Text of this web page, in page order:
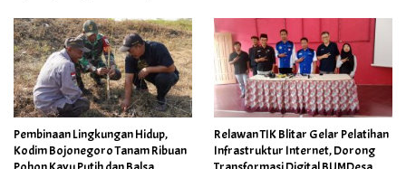
Pembinaan Lingkungan Hidup,
Kodim Bojonegoro Tanam Ribuan
Relawan TIK Blitar Gelar Pelatihan
Infrastruktur Internet, Dorong